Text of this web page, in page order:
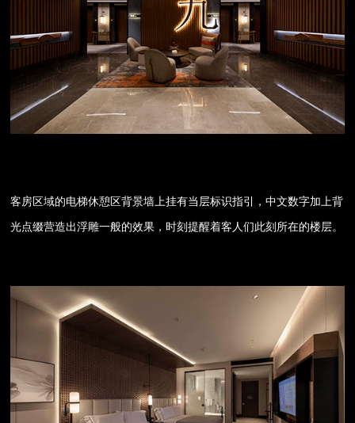
客房区域的电梯休憩区背景墙上挂有当层标识指引，中文数字加上背
光点缀营造出浮雕一般的效果，时刻提醒着客人们此刻所在的楼层。